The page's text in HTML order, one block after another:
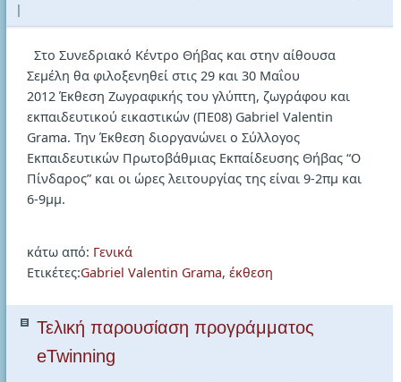
|
Στο Συνεδριακό Κέντρο Θήβας και στην αίθουσα
Σεμέλη θα φιλοξενηθεί στις 29 και 30 Μαΐου
2012 Έκθεση Ζωγραφικής του γλύπτη, ζωγράφου και
εκπαιδευτικού εικαστικών (ΠΕ08) Gabriel Valentin
Grama. Την Έκθεση διοργανώνει ο Σύλλογος
Εκπαιδευτικών Πρωτοβάθμιας Εκπαίδευσης Θήβας “Ο
Πίνδαρος” και οι ώρες λειτουργίας της είναι 9-2πμ και
6-9μμ.
κάτω από: Γενικά
Ετικέτες:Gabriel Valentin Grama, έκθεση
Τελική παρουσίαση προγράμματος
eTwinning